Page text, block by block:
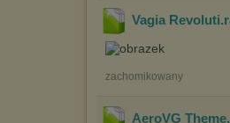
Vagia Revoluti
zachomikowany
AeroVG Theme